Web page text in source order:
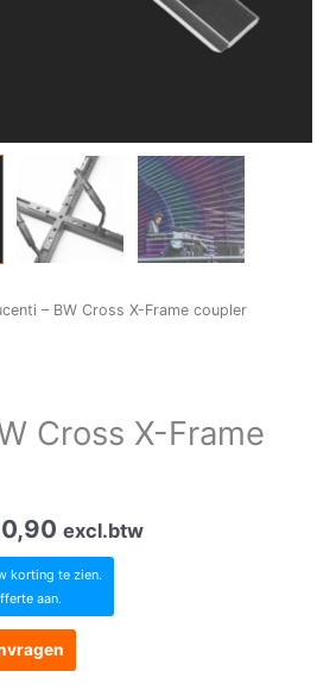
– BW Cross X-Frame coupler
Cross X-Frame
excl.btw
korting te zien.
aan.